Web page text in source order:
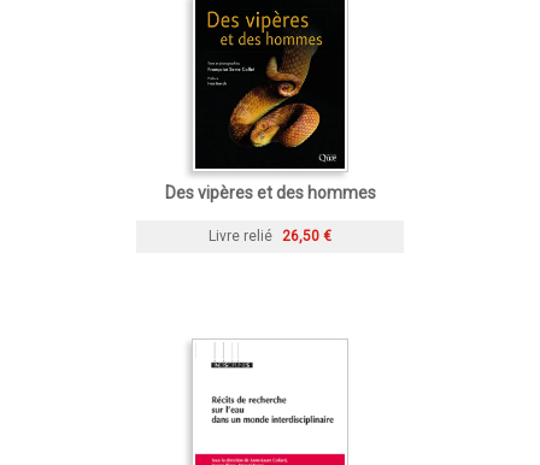
Des vipères et des hommes
Livre relié 26,50 €